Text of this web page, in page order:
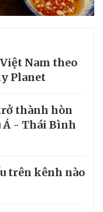
Nam theo
Planet
thành hòn
Á - Thái Bình
trên kênh nào